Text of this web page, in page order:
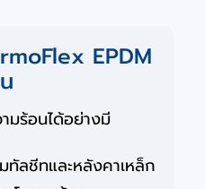
EPDM
มร้อนได้อย่างมี
ทัลชีทและหลังคาเหล็ก